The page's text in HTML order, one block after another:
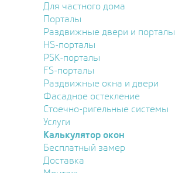
Для частного дома
Порталы
Раздвижные двери и порталы
HS-порталы
PSK-порталы
FS-порталы
Раздвижные окна и двери
Фасадное остекление
Стоечно-ригельные системы
Услуги
Калькулятор окон
Бесплатный замер
Доставка